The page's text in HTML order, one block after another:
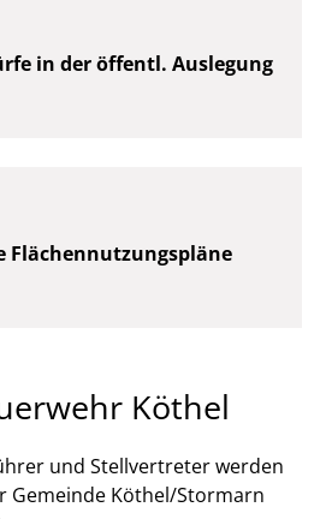
in der öffentl. Auslegung
Flächennutzungspläne
Köthel
und Stellvertreter werden
Gemeinde Köthel/Stormarn